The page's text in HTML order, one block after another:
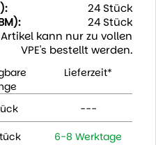
24 Stück
24 Stück
Artikel kann nur zu vollen
VPE's bestellt werden.
Lieferzeit*
---
6-8 Werktage